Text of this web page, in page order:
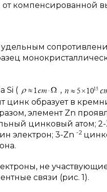
от компенсированной
Si ( ,
цинк образует в
элемент Zn
цинковый атом;
электрон; 3-Zn -2
не
связи (рис. 1).